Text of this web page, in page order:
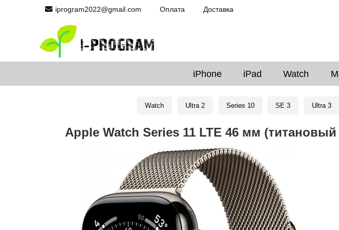
iprogram2022@gmail.com Оплата Доставка
iPhone iPad Watch
Watch Ultra 2 Series 10 SE 3 Ultra 3
Apple Watch Series 11 LTE 46 мм